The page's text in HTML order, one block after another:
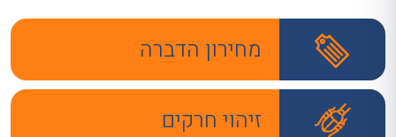
מחירון הדברה
זיהוי חרקים